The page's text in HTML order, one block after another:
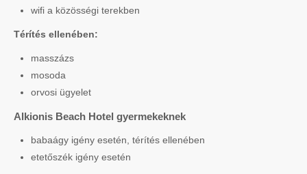
wifi a közösségi terekben
Térítés ellenében:
masszázs
mosoda
orvosi ügyelet
Alkionis Beach Hotel gyermekeknek
babaágy igény esetén, térítés ellenében
etetőszék igény esetén